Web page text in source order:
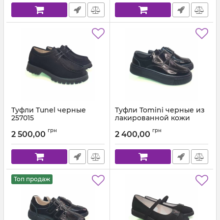
Туфли Tunel черные
257015
2 500,00 грн
Туфли Tomini черные из
лакированной кожи
Артикул: 04409-503 F (28-36)
2 400,00 грн
Топ продаж